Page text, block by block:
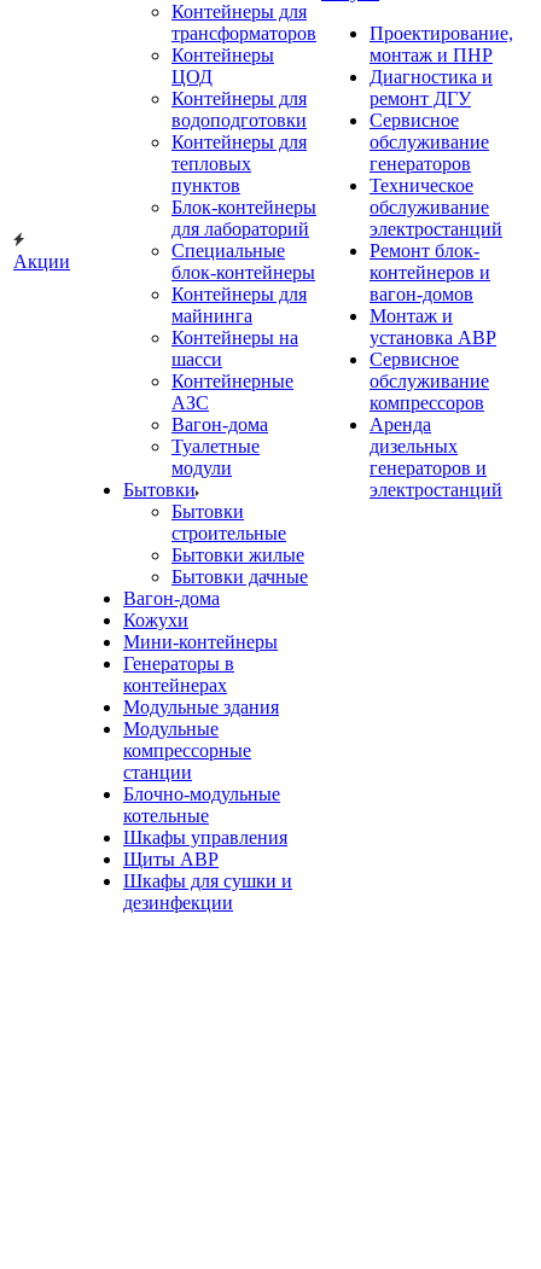
Акции
Контейнеры для
трансформаторов
Контейнеры
ЦОД
Контейнеры для
водоподготовки
Контейнеры для
тепловых
пунктов
Блок-контейнеры
для лабораторий
Специальные
блок-контейнеры
Контейнеры для
майнинга
Контейнеры на
шасси
Контейнерные
АЗС
Вагон-дома
Туалетные
модули
Бытовки
Бытовки
строительные
Бытовки жилые
Бытовки дачные
Вагон-дома
Кожухи
Мини-контейнеры
Генераторы в
контейнерах
Модульные здания
Модульные
компрессорные
станции
Блочно-модульные
котельные
Шкафы управления
Щиты АВР
Шкафы для сушки и
дезинфекции
Проектирование,
монтаж и ПНР
Диагностика и
ремонт ДГУ
Сервисное
обслуживание
генераторов
Техническое
обслуживание
электростанций
Ремонт блок-
контейнеров и
вагон-домов
Монтаж и
установка АВР
Сервисное
обслуживание
компрессоров
Аренда
дизельных
генераторов и
электростанций